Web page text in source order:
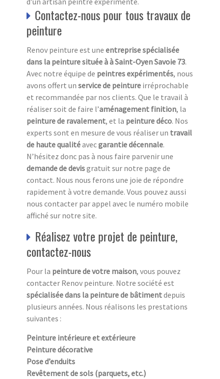
Contactez-nous pour tous travaux de
peinture
Renov peinture est une entreprise spécialisée
dans la peinture située à à Saint-Oyen Savoie 73.
Avec notre équipe de peintres expérimentés, nous
avons offert un service de peinture irréprochable
et recommandée par nos clients. Que le travail à
réaliser soit de faire l’aménagement finition, la
peinture de ravalement, et la peinture déco. Nos
experts sont en mesure de vous réaliser un travail
de haute qualitéavecgarantie décennale.
N’hésitez donc pas à nous faire parvenir une
demande de devisgratuit sur notre page de
contact. Nous nous ferons une joie de répondre
rapidement à votre demande. Vous pouvez aussi
nous contacter par appel avec le numéro mobile
affiché sur notre site.
Réalisez votre projet de peinture,
contactez-nous
Pour la peinture de votre maison, vous pouvez
contacter Renov peinture. Notre société est
spécialisée dans la peinture de bâtimentdepuis
plusieurs années. Nous réalisons les prestations
suivantes :
Peinture intérieure et extérieure
Peinture décorative
Pose d’enduits
Revêtement de sols (parquets, etc.)